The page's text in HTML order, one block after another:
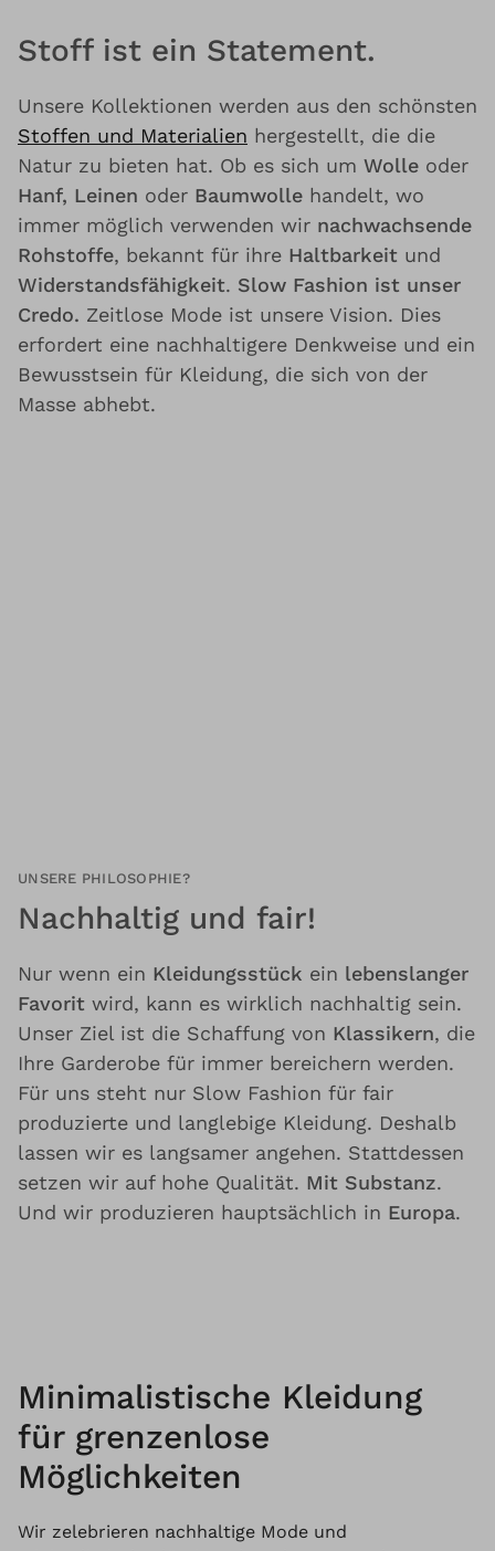
Stoff ist ein Statement.
Unsere Kollektionen werden aus den schönsten
Stoffen und Materialien hergestellt, die die
Natur zu bieten hat. Ob es sich um Wolle oder
Hanf, Leinen oder Baumwolle handelt, wo
immer möglich verwenden wir nachwachsende
Rohstoffe, bekannt für ihre Haltbarkeit und
Widerstandsfähigkeit. Slow Fashion ist unser
Credo. Zeitlose Mode ist unsere Vision. Dies
erfordert eine nachhaltigere Denkweise und ein
Bewusstsein für Kleidung, die sich von der
Masse abhebt.
UNSERE PHILOSOPHIE?
Nachhaltig und fair!
Nur wenn ein Kleidungsstück ein lebenslanger
Favorit wird, kann es wirklich nachhaltig sein.
Unser Ziel ist die Schaffung von Klassikern, die
Ihre Garderobe für immer bereichern werden.
Für uns steht nur Slow Fashion für fair
produzierte und langlebige Kleidung. Deshalb
lassen wir es langsamer angehen. Stattdessen
setzen wir auf hohe Qualität. Mit Substanz.
Und wir produzieren hauptsächlich in Europa.
Minimalistische Kleidung
für grenzenlose
Möglichkeiten
Wir zelebrieren nachhaltige Mode und